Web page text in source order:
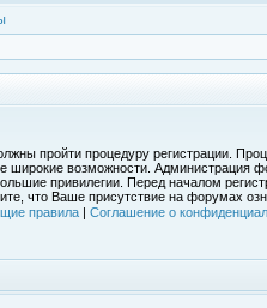
пройти процедуру регистрации.
широкие возможности. Администрация
привилегии. Перед началом
что Ваше присутствие на форумах
правила| Соглашение о